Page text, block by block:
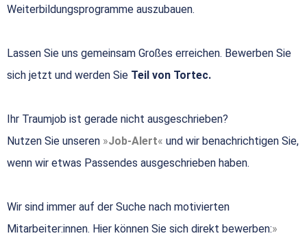
Weiterbildungsprogramme auszubauen.
Lassen Sie uns gemeinsam Großes erreichen. Bewerben Sie
sich jetzt und werden Sie Teil von Tortec.
Ihr Traumjob ist gerade nicht ausgeschrieben?
Nutzen Sie unseren
Job-Alert
und wir benachrichtigen Sie,
wenn wir etwas Passendes ausgeschrieben haben.
Wir sind immer auf der Suche nach motivierten
Mitarbeiter:innen. Hier können Sie sich direkt bewerben: